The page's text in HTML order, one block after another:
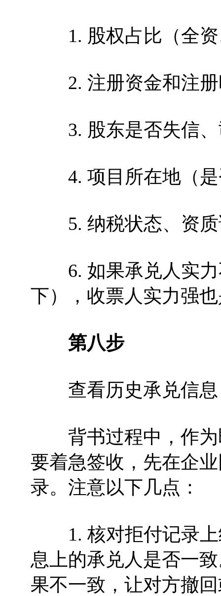
1. 股权占比（全资
2. 注册资金和注册
3. 股东是否失信、
4. 项目所在地（是
5. 纳税状态、资质
6. 如果承兑人实力
下），收票人实力强
第八步
查看历史承兑信息
背书过程中，作为
要着急签收，先在企
录。注意以下几点：
1. 核对拒付记录上
息上的承兑人是否一
果不一致，让对方撤